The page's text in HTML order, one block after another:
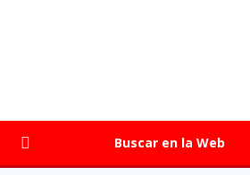
Buscar en la Web